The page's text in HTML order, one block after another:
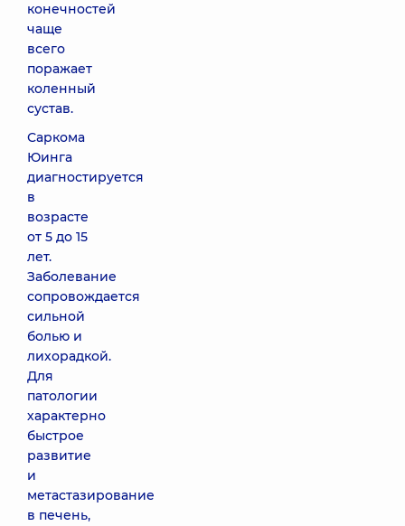
конечностей
чаще
всего
поражает
коленный
сустав.
Саркома
Юинга
диагностируется
в
возрасте
от 5 до 15
лет.
Заболевание
сопровождается
сильной
болью и
лихорадкой.
Для
патологии
характерно
быстрое
развитие
и
метастазирование
в печень,